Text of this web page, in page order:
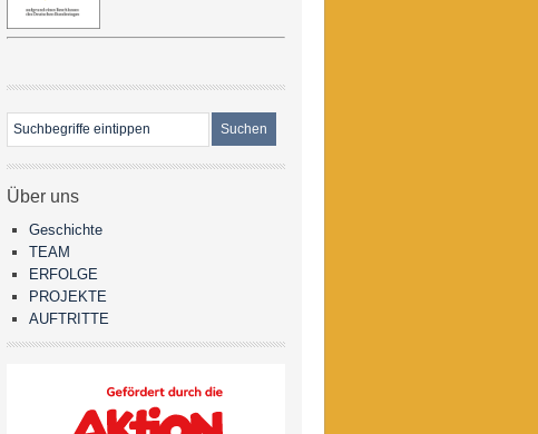
Über uns
Geschichte
TEAM
ERFOLGE
PROJEKTE
AUFTRITTE